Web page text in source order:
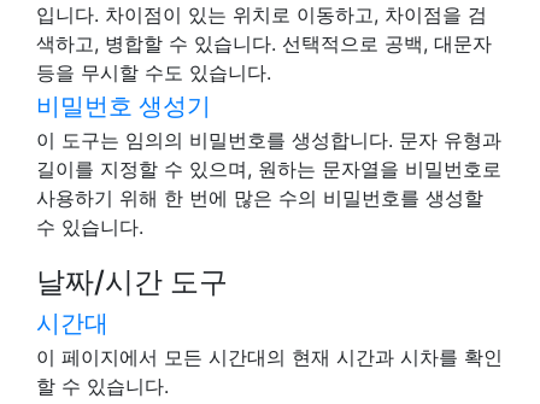
입니다. 차이점이 있는 위치로 이동하고, 차이점을 검
색하고, 병합할 수 있습니다. 선택적으로 공백, 대문자
등을 무시할 수도 있습니다.
비밀번호 생성기
이 도구는 임의의 비밀번호를 생성합니다. 문자 유형과
길이를 지정할 수 있으며, 원하는 문자열을 비밀번호로
사용하기 위해 한 번에 많은 수의 비밀번호를 생성할
수 있습니다.
날짜/시간 도구
시간대
이 페이지에서 모든 시간대의 현재 시간과 시차를 확인
할 수 있습니다.